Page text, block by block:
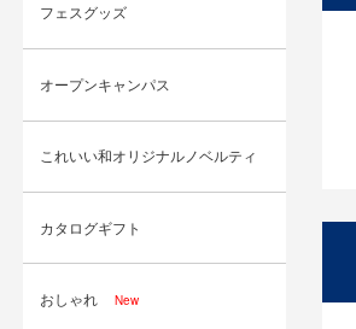
フェスグッズ
オープンキャンパス
これいい和オリジナルノベルティ
カタログギフト
おしゃれ New